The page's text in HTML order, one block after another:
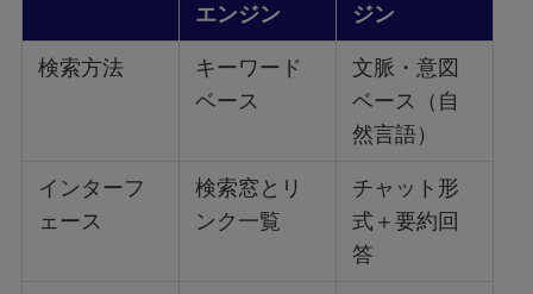
エンジン
ジン
検索方法
キーワード
ベース
文脈・意図
ベース（自
然言語）
インターフ
ェース
検索窓とリ
ンク一覧
チャット形
式＋要約回
答